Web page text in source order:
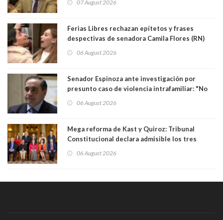
justicia constitucional porque no es diputado
07 August 2026
Ferias Libres rechazan epítetos y frases
despectivas de senadora Camila Flores (RN)
06 August 2026
Senador Espinoza ante investigación por
presunto caso de violencia intrafamiliar: "No
antecedentes a Tribunal Supremo
06 August 2026
Mega reforma de Kast y Quiroz: Tribunal
Constitucional declara admisible los tres
06 August 2026